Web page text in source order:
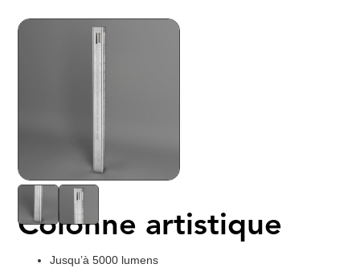
Colonne artistique
Jusqu’à 5000 lumens